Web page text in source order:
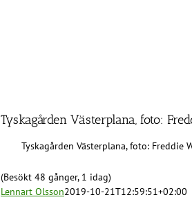
Tyskagården Västerplana, foto:
Tyskagården Västerplana, foto: Freddie
(Besökt 48 gånger, 1 idag)
Lennart Olsson2019-10-21T12:59:51+02:00